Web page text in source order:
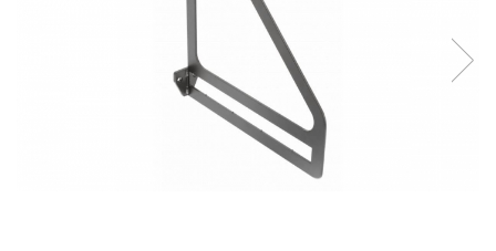
Solutii de curatat & adezivi
Alte accesorii mobila